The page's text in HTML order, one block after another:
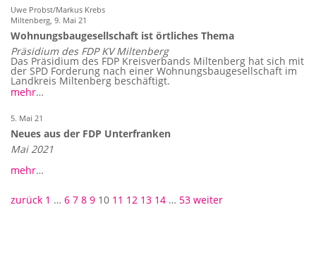
Uwe Probst/Markus Krebs
Miltenberg, 9. Mai 21
Wohnungsbaugesellschaft ist örtliches Thema
Präsidium des FDP KV Miltenberg
Das Präsidium des FDP Kreisverbands Miltenberg hat sich mit
der SPD Forderung nach einer Wohnungsbaugesellschaft im
Landkreis Miltenberg beschäftigt.
mehr…
5. Mai 21
Neues aus der FDP Unterfranken
Mai 2021
mehr…
Beitragsnavigation
zurück 1 … 6 7 8 9 10 11 12 13 14 … 53 weiter